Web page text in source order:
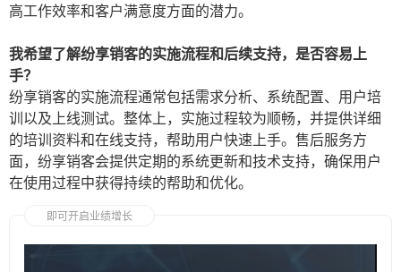
高工作效率和客户满意度方面的潜力。
我希望了解纷享销客的实施流程和后续支持，是否容易上
手？
纷享销客的实施流程通常包括需求分析、系统配置、用户培
训以及上线测试。整体上，实施过程较为顺畅，并提供详细
的培训资料和在线支持，帮助用户快速上手。售后服务方
面，纷享销客会提供定期的系统更新和技术支持，确保用户
在使用过程中获得持续的帮助和优化。
即可开启业绩增长